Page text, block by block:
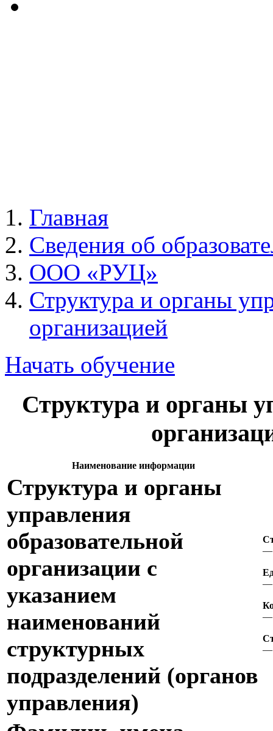
Главная
Сведения об
ООО «РУЦ»
Структура и органы
организацией
Начать обучение
Структура и органы
Наименование информации
Структура и органы
управления
образовательной
организации с
указанием
наименований
структурных
подразделений (органов
управления)
—
—
—
—